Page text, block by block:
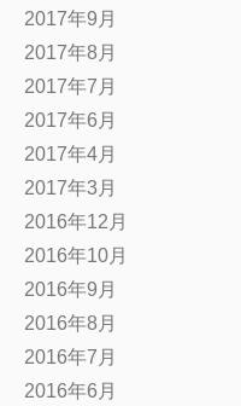
2017年9月
2017年8月
2017年7月
2017年6月
2017年4月
2017年3月
2016年12月
2016年10月
2016年9月
2016年8月
2016年7月
2016年6月